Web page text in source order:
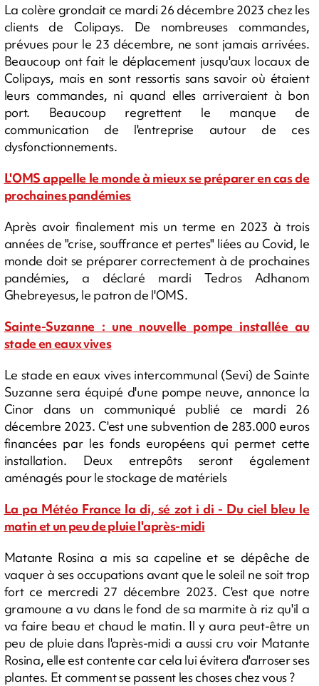
La colère grondait ce mardi 26 décembre 2023 chez les
clients de Colipays. De nombreuses commandes,
prévues pour le 23 décembre, ne sont jamais arrivées.
Beaucoup ont fait le déplacement jusqu'aux locaux de
Colipays, mais en sont ressortis sans savoir où étaient
leurs commandes, ni quand elles arriveraient à bon
port. Beaucoup regrettent le manque de
communication de l'entreprise autour de ces
dysfonctionnements.
L'OMS appelle le monde à mieux se préparer en cas de
prochaines pandémies
Après avoir finalement mis un terme en 2023 à trois
années de "crise, souffrance et pertes" liées au Covid, le
monde doit se préparer correctement à de prochaines
pandémies, a déclaré mardi Tedros Adhanom
Ghebreyesus, le patron de l'OMS.
Sainte-Suzanne : une nouvelle pompe installée au
stade en eaux vives
Le stade en eaux vives intercommunal (Sevi) de Sainte
Suzanne sera équipé d'une pompe neuve, annonce la
Cinor dans un communiqué publié ce mardi 26
décembre 2023. C'est une subvention de 283.000 euros
financées par les fonds européens qui permet cette
installation. Deux entrepôts seront également
aménagés pour le stockage de matériels
La pa Météo France la di, sé zot i di - Du ciel bleu le
matin et un peu de pluie l'après-midi
Matante Rosina a mis sa capeline et se dépêche de
vaquer à ses occupations avant que le soleil ne soit trop
fort ce mercredi 27 décembre 2023. C'est que notre
gramoune a vu dans le fond de sa marmite à riz qu'il a
va faire beau et chaud le matin. Il y aura peut-être un
peu de pluie dans l'après-midi a aussi cru voir Matante
Rosina, elle est contente car cela lui évitera d'arroser ses
plantes. Et comment se passent les choses chez vous ?